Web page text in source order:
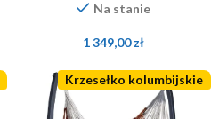
Na stanie
1 349,00zł
Krzesełko kolumbijskie